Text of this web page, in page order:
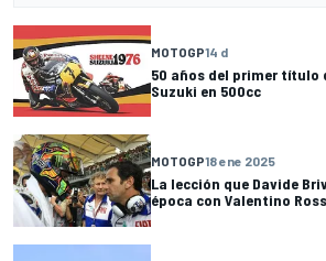
MOTOGP14 d
50 años del primer título
Suzuki en 500cc
MOTOGP18 ene 2025
La lección que Davide
época con Valentino